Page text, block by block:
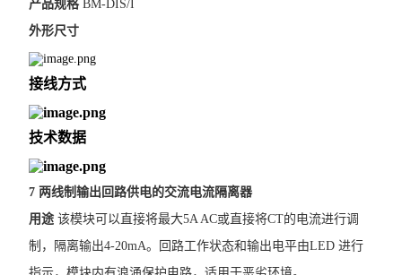
产品规格BM-DIS/I
外形尺寸
接线方式
技术数据
7 两线制输出回路供电的交流电流隔离器
用途 该模块可以直接将最大5A AC或直接将CT的电流进行调
制，隔离输出4-20mA。回路工作状态和输出电平由LED 进行